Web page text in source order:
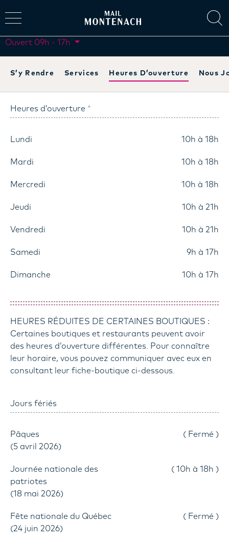
Ouvert 09h - 17h
S’y Rendre Services Heures D’ouverture Nous
Heures d’ouverture
Lundi 10h à 18h
Mardi 10h à 18h
Mercredi 10h à 18h
Jeudi 10h à 21h
Vendredi 10h à 21h
Samedi 9h à 17h
Dimanche 10h à 17h
HEURES RÉDUITES DE CERTAINES BOUTIQUES :
Certaines boutiques et restaurants peuvent avoir
des heures d’ouverture différentes. Pour connaître
leur horaire, vous pouvez communiquer avec eux en
consultant leur fiche-boutique ci-dessous.
Jours fériés
Pâques
(5 avril 2026)
Fermé
Journée nationale des
patriotes
(18 mai 2026)
10h à 18h
Fête nationale du Québec
(24 juin 2026)
Fermé